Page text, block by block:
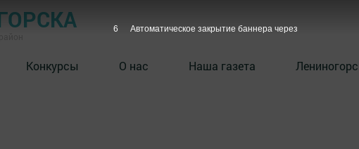
Конкурсы О нас Наша газета
5 Автоматическое закрытие баннера через